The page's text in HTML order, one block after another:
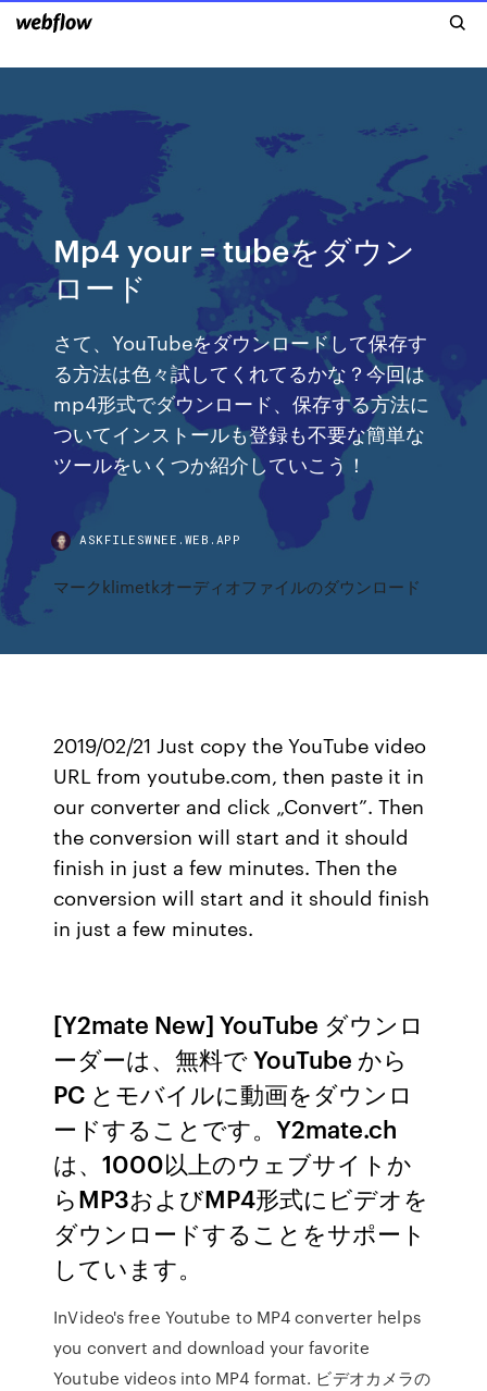
Mp4 your = tubeをダウン
ロード
さて、YouTubeをダウンロードして保存す
る方法は色々試してくれてるかな？今回は
mp4形式でダウンロード、保存する方法に
ついてインストールも登録も不要な簡単な
ツールをいくつか紹介していこう！
ASKFILESWNEE.WEB.APP
マークklimetkオーディオファイルのダウンロード
2019/02/21 Just copy the YouTube video
URL from youtube.com, then paste it in
our converter and click „Convert”. Then
the conversion will start and it should
finish in just a few minutes. Then the
conversion will start and it should finish
in just a few minutes.
[Y2mate New] YouTube ダウンロ
ーダーは、無料で YouTube から
PC とモバイルに動画をダウンロ
ードすることです。Y2mate.ch
は、1000以上のウェブサイトか
らMP3およびMP4形式にビデオを
ダウンロードすることをサポート
しています。
InVideo's free Youtube to MP4 converter helps
you convert and download your favorite
Youtube videos into MP4 format. ビデオカメラの